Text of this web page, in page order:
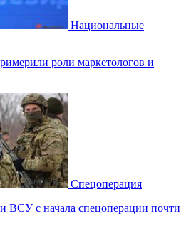
Национальные
роли маркетологов и
Спецоперация
ВСУ с начала спецоперации почти